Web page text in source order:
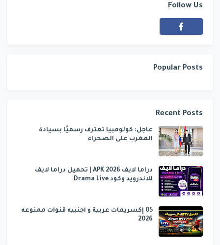
Follow Us
Popular Posts
Recent Posts
عاجل: كولومبيا تعترف رسميًا بسيادة
المغرب على الصحراء
دراما لايف APK 2026 | تحميل دراما لايف
للاندرويد وكود Drama Live
05 إكسريمات عربية و اجنبيه قنوات ممنوعه
2026